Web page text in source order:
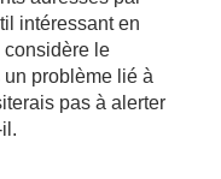
intéressant en
considère le
problème lié à
pas à alerter